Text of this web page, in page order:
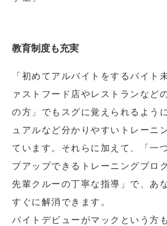
教育制度も充実
「初めてアルバイトをするバイト
ァストフード店やレストランなど
の方」でもスグに覚えられるよう
ュアルなど分かりやすいトレーニ
ています。それらに加えて、「一
プアップできるトレーニングプロ
先輩クルーの丁寧な指導」で、あ
すぐに解消できます。
バイトデビューがマックという方